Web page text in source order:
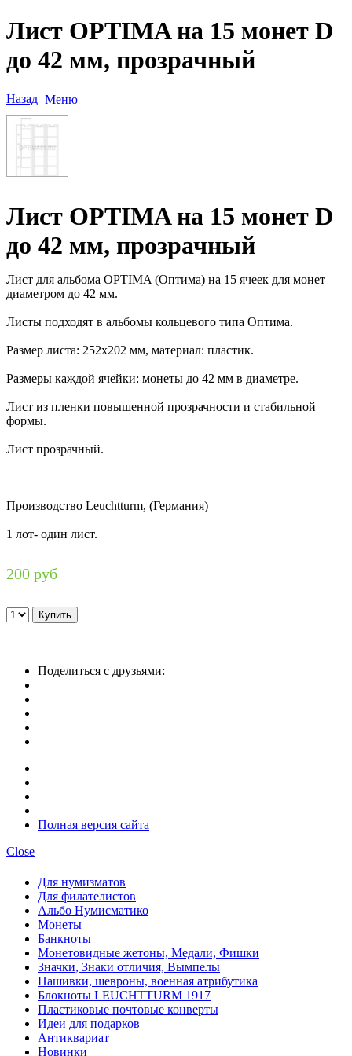
Лист OPTIMA на 15 монет D
до 42 мм, прозрачный
Назад Меню
Лист OPTIMA на 15 монет D
до 42 мм, прозрачный
Лист для альбома OPTIMA (Оптима) на 15 ячеек для монет
диаметром до 42 мм.
Листы подходят в альбомы кольцевого типа Оптима.
Размер листа: 252х202 мм, материал: пластик.
Размеры каждой ячейки: монеты до 42 мм в диаметре.
Лист из пленки повышенной прозрачности и стабильной
формы.
Лист прозрачный.
Производство Leuchtturm, (Германия)
1 лот- один лист.
200 руб
Поделиться с друзьями:
Полная версия сайта
Close
Для нумизматов
Для филателистов
Альбо Нумисматико
Монеты
Банкноты
Монетовидные жетоны, Медали, Фишки
Значки, Знаки отличия, Вымпелы
Нашивки, шевроны, военная атрибутика
Блокноты LEUCHTTURM 1917
Пластиковые почтовые конверты
Идеи для подарков
Антиквариат
Новинки